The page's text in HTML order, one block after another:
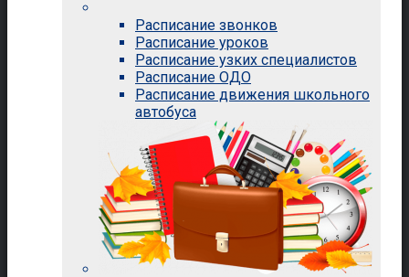
Расписание звонков
Расписание уроков
Расписание узких специалистов
Расписание ОДО
Расписание движения школьного
автобуса